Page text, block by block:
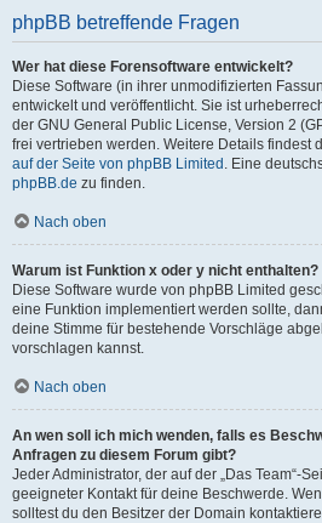
phpBB betreffende Fragen
Wer hat diese Forensoftware entwickelt?
Diese Software (in ihrer unmodifizierten
entwickelt und veröffentlicht. Sie ist
der GNU General Public License, Version 2
frei vertrieben werden. Weitere Details findest
auf der Seite von phpBB Limited . Eine
phpBB.de zu finden.
Nach oben
Warum ist Funktion x oder y nicht enthalten?
Diese Software wurde von phpBB Limited
eine Funktion implementiert werden sollte,
deine Stimme für bestehende Vorschläge
vorschlagen kannst.
Nach oben
An wen soll ich mich wenden, falls es
Anfragen zu diesem Forum gibt?
Jeder Administrator, der auf der „Das Team“-
geeigneter Kontakt für deine Beschwerde.
solltest du den Besitzer der Domain